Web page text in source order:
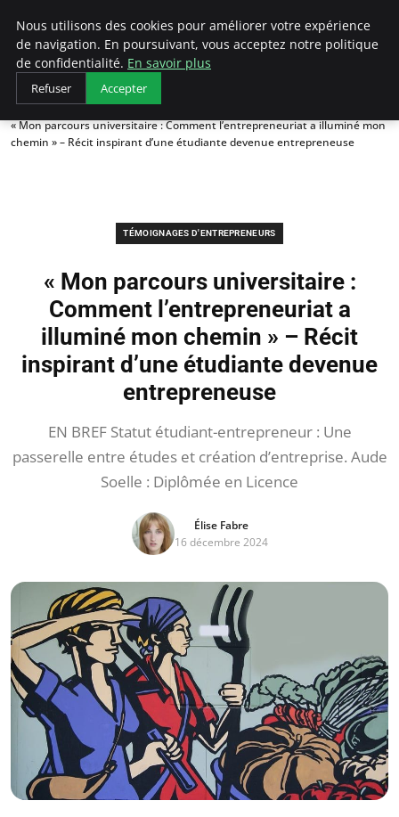
LECFCM
Accueil
Témoignages d'entrepreneurs
« Mon parcours universitaire : Comment l’entrepreneuriat a illuminé mon
chemin » – Récit inspirant d’une étudiante devenue entrepreneuse
TÉMOIGNAGES D'ENTREPRENEURS
« Mon parcours universitaire :
Comment l’entrepreneuriat a
illuminé mon chemin » – Récit
inspirant d’une étudiante devenue
entrepreneuse
EN BREF Statut étudiant-entrepreneur : Une
passerelle entre études et création d’entreprise. Aude
Soelle : Diplômée en Licence
Élise Fabre
16 décembre 2024
Nous utilisons des cookies pour améliorer votre expérience
de navigation. En poursuivant, vous acceptez notre politique
de confidentialité. En savoir plus
Refuser Accepter